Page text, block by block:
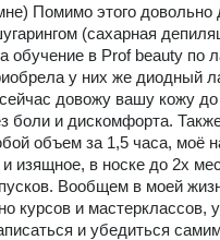
Помимо этого довольно
(сахарная
обучение в Prof beauty по
у них же диодный
довожу вашу кожу
боли и дискомфорта.
объем за 1,5 часа, моё
и изящное, в носке до 2х
Вообщем в моей
курсов и мастерклассов,
и убедиться